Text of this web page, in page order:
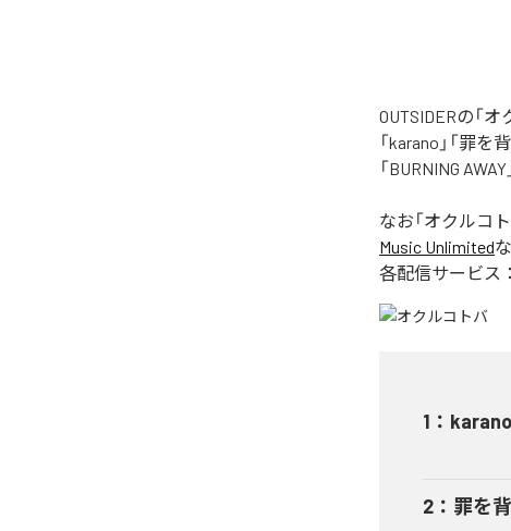
OUTSIDERの「
「karano」「罪を
「BURNING
なお「オクルコ
Music Unlimited
各配信サービス：
1 ： karano
2 ： 罪を